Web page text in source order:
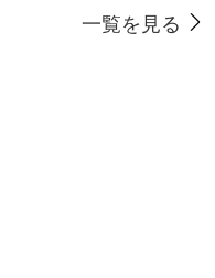
一覧を見る